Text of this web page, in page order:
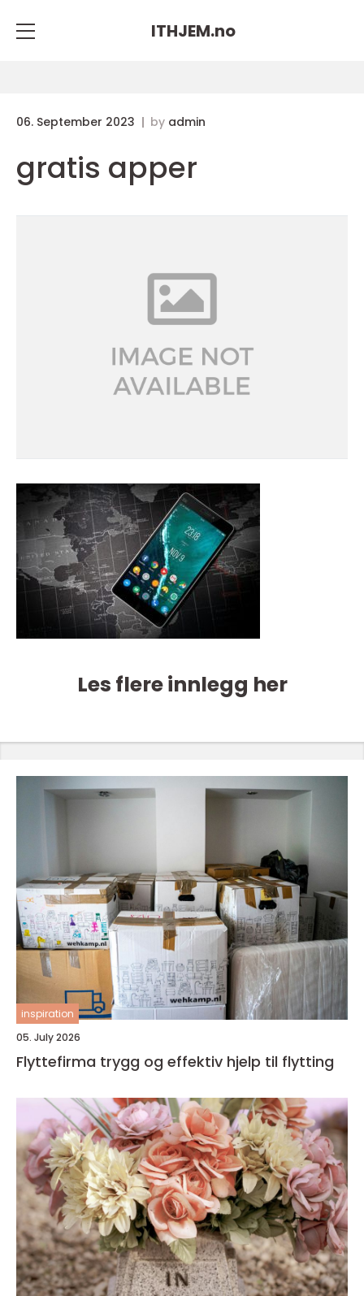
ITHJEM.no
06. September 2023 by admin
gratis apper
Les flere innlegg her
inspiration
05. July 2026
Flyttefirma trygg og effektiv hjelp til flytting